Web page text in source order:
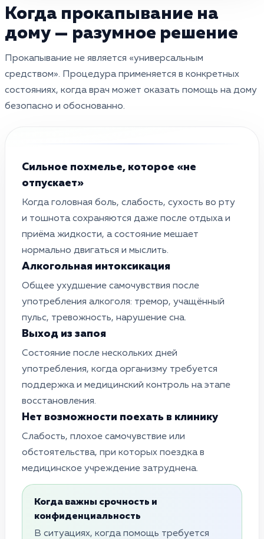
Когда прокапывание на
дому — разумное решение
Прокапывание не является «универсальным
средством». Процедура применяется в конкретных
состояниях, когда врач может оказать помощь на дому
безопасно и обоснованно.
Сильное похмелье, которое «не
отпускает»
Когда головная боль, слабость, сухость во рту
и тошнота сохраняются даже после отдыха и
приёма жидкости, а состояние мешает
нормально двигаться и мыслить.
Алкогольная интоксикация
Общее ухудшение самочувствия после
употребления алкоголя: тремор, учащённый
пульс, тревожность, нарушение сна.
Выход из запоя
Состояние после нескольких дней
употребления, когда организму требуется
поддержка и медицинский контроль на этапе
восстановления.
Нет возможности поехать в клинику
Слабость, плохое самочувствие или
обстоятельства, при которых поездка в
медицинское учреждение затруднена.
Когда важны срочность и
конфиденциальность
В ситуациях, когда помощь требуется